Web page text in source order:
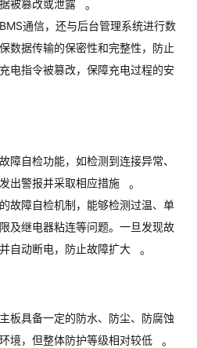
被篡改或泄露
。
通信，还与后台管理系统进行数
数据传输的保密性和完整性，防止
电指令被篡改，保障充电过程的安
障自检功能，如检测到连接异常、
出警报并采取相应措施
。
故障自检机制，能够检测过温、单
及继电器粘连等问题。一旦发现故
自动断电，防止故障扩大
。
板具备一定的防水、防尘、防腐蚀
境，但整体防护等级相对较低
。